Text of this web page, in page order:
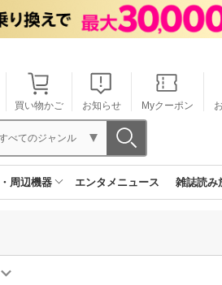
買い物かご お知らせ Myクーポン
べてのジャンル
周辺機器 エンタメニュース 雑誌読み